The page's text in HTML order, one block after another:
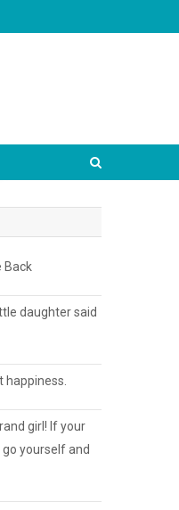
Back
daughter said
girl! If your
yourself and